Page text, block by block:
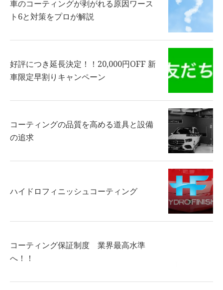
車のコーティングが剥がれる原因ワース
ト6と対策をプロが解説
好評につき延長決定！！20,000円OFF 新
車限定早割りキャンペーン
コーティングの品質を高める道具と設備
の追求
ハイドロフィニッシュコーティング
コーティング保証制度 業界最高水準
へ！！